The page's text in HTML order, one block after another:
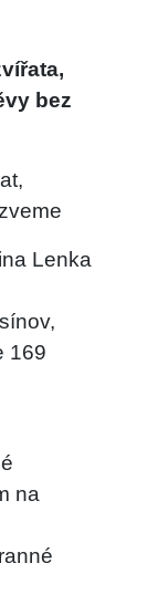
bez
Lenka
169
na